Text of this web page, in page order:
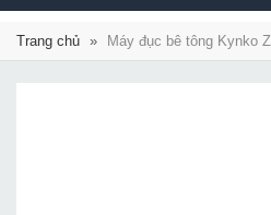
NAVIGATION
Trang chủ » Máy đục bê tông Kynko